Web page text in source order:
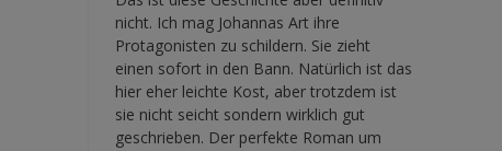
nicht. Ich mag Johannas Art ihre
Protagonisten zu schildern. Sie zieht
einen sofort in den Bann. Natürlich ist das
hier eher leichte Kost, aber trotzdem ist
sie nicht seicht sondern wirklich gut
geschrieben. Der perfekte Roman um